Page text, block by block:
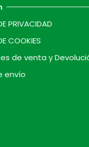
PRIVACIDAD
COOKIES
de venta y
envío